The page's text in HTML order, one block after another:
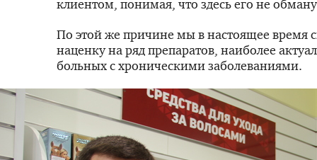
клиентом, понимая, что здесь его не
По этой же причине мы в настоящее время
наценку на ряд препаратов, наиболее
больных с хроническими заболеваниями.